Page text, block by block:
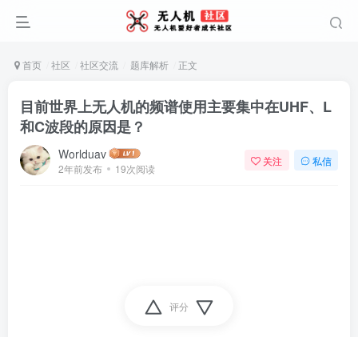
首页 社区 社区交流 题库解析 正文
目前世界上无人机的频谱使用主要集中在UHF、L
和C波段的原因是？
Worlduav
2年前发布 19次阅读
关注 私信
评分